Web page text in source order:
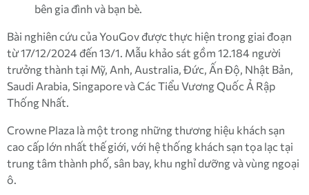
bên gia đình và bạn bè.
Bài nghiên cứu của YouGov được thực hiện trong giai đoạn
từ 17/12/2024 đến 13/1. Mẫu khảo sát gồm 12.184 người
trưởng thành tại Mỹ, Anh, Australia, Đức, Ấn Độ, Nhật Bản,
Saudi Arabia, Singapore và Các Tiểu Vương Quốc Ả Rập
Thống Nhất.
Crowne Plaza là một trong những thương hiệu khách sạn
cao cấp lớn nhất thế giới, với hệ thống khách sạn tọa lạc tại
trung tâm thành phố, sân bay, khu nghỉ dưỡng và vùng ngoại
ô.